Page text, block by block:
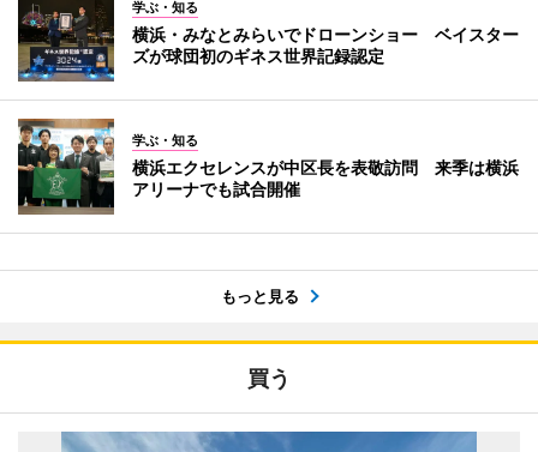
学ぶ・知る
横浜・みなとみらいでドローンショー ベイスター
ズが球団初のギネス世界記録認定
学ぶ・知る
横浜エクセレンスが中区長を表敬訪問 来季は横浜
アリーナでも試合開催
もっと見る
買う